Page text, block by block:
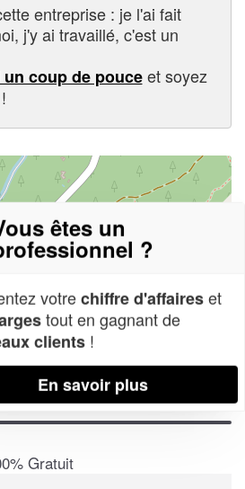
entreprise : je l'ai fait
j'y ai travaillé, c'est un
coup de pouceet soyez
Gratuit
êtes un
?
votrechiffre d'affaireset
tout en gagnant de
clients !
En savoir plus